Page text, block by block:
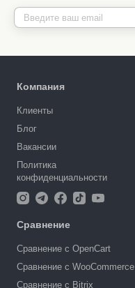
Компания
Клиенты
Блог
Вакансии
Политика
конфиденциальности
Сравнение
Сравнение с OpenCart
Сравнение с WooCommerce
Сравнение с Bitrix